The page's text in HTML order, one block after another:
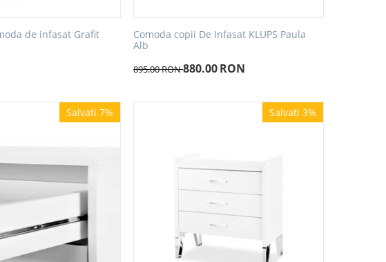
de infasat Grafit
Comoda copii De Infasat KLUPS Paula
Alb
895.00RON880.00RON
Salvati 7% Salvati 3%